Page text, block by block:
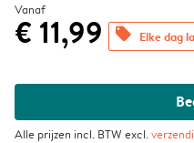
Vanaf
€ 11,99 offers Elke dag
Alle prijzen incl. BTW excl.